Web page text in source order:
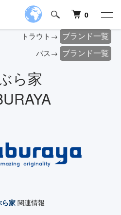
0
トラウト→ ブランド一覧
バス→ ブランド一覧
ら家
ら家関連情報